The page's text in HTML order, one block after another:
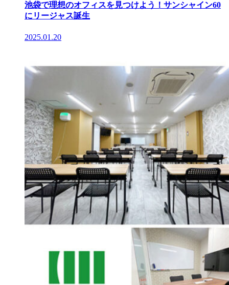
池袋で理想のオフィスを見つけよう！サンシャイン60
にリージャス誕生
2025.01.20